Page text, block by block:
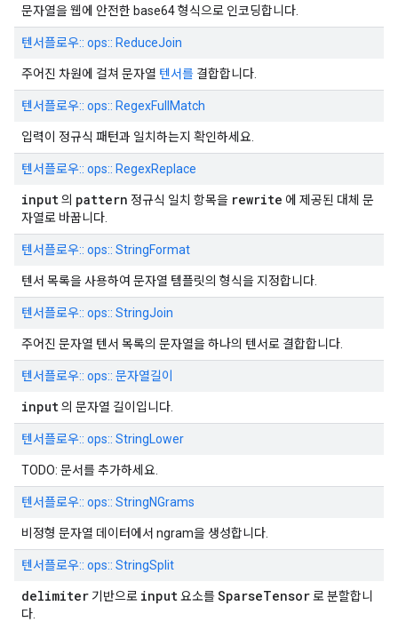
문자열을 웹에 안전한 base64 형식으로 인코딩합니다.
텐서플로우:: ops:: ReduceJoin
주어진 차원에 걸쳐 문자열 텐서를 결합합니다.
텐서플로우:: ops:: RegexFullMatch
입력이 정규식 패턴과 일치하는지 확인하세요.
텐서플로우:: ops:: RegexReplace
input의 pattern 정규식 일치 항목을 rewrite 에 제공된 대체 문
자열로 바꿉니다.
텐서플로우:: ops:: StringFormat
텐서 목록을 사용하여 문자열 템플릿의 형식을 지정합니다.
텐서플로우:: ops:: StringJoin
주어진 문자열 텐서 목록의 문자열을 하나의 텐서로 결합합니다.
텐서플로우:: ops:: 문자열길이
input의 문자열 길이입니다.
텐서플로우:: ops:: StringLower
TODO: 문서를 추가하세요.
텐서플로우:: ops:: StringNGrams
비정형 문자열 데이터에서 ngram을 생성합니다.
텐서플로우:: ops:: StringSplit
delimiter 기반으로 input요소를SparseTensor로 분할합니
다.